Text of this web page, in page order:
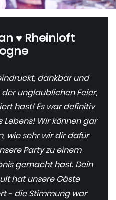
♥ Rheinloft
dankbar und
unglaublichen Feier,
hast! Es war definitiv
Lebens! Wir können gar
wie sehr wir dir dafür
Party zu einem
gemacht hast. Dein
hat unsere Gäste
- die Stimmung war